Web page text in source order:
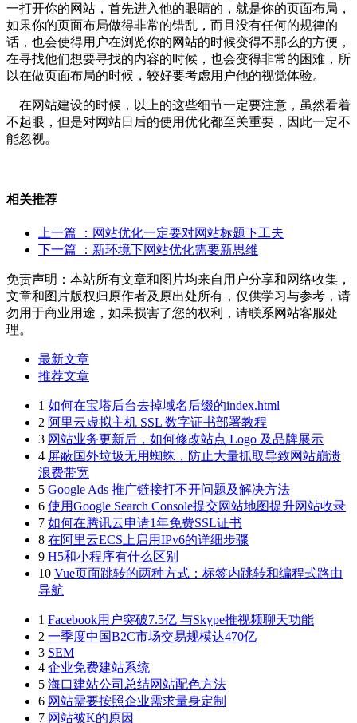
一打开你的网站，首先进入他的眼睛的，就是你的页面布局，
如果你的页面布局做得非常的错乱，而且没有任何的规律的
话，也会使得用户在浏览你的网站的时候变得不那么的方便，
在寻找他们想要寻找的内容的时候，也会变得非常的困难，所
以在做页面布局的时候，较好要考虑用户他的视觉体验。
在网站建设的时候，以上的这些细节一定要注意，虽然看着
不起眼，但是对网站日后的使用优化都至关重要，因此一定不
能忽视。
相关推荐
上一篇
：网站优化一定要对网站标题下工夫
下一篇
：新环境下网站优化需要新思维
免责声明：本站所有文章和图片均来自用户分享和网络收集，
文章和图片版权归原作者及原出处所有，仅供学习与参考，请
勿用于商业用途，如果损害了您的权利，请联系网站客服处
理。
最新文章
推荐文章
1 如何在宝塔后台去掉域名后缀的index.html
2 阿里云虚拟主机 SSL 数字证书部署教程
3 网站业务更新后，如何修改站点 Logo 及品牌展示
4 屏蔽国外垃圾无用蜘蛛，防止大量抓取导致网站崩溃
浪费带宽
5 Google Ads 推广链接打不开问题及解决方法
6 使用Google Search Console提交网站地图提升网站收录
7 如何在腾讯云申请1年免费SSL证书
8 在阿里云ECS上启用IPv6的详细步骤
9 H5和小程序有什么区别
10 Vue页面跳转的两种方式：标签内跳转和编程式路由
导航
1 Facebook用户突破7.5亿 与Skype推视频聊天功能
2 一季度中国B2C市场交易规模达470亿
3 SEM
4 企业免费建站系统
5 海口建站公司总结网站配色方法
6 网站需要按照企业需求量身定制
7 网站被K的原因